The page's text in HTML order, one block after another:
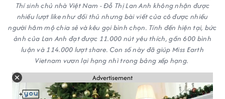
Thí sinh chủ nhà Việt Nam - Đỗ Thị Lan Anh không nhận được
nhiều lượt like như đối thủ nhưng bài viết của cô được nhiều
người hâm mộ chia sẻ và kêu gọi bình chọn. Tính đến hiện tại, bức
ảnh của Lan Anh đạt được 11.000 nút yêu thích, gần 600 bình
luận và 114.000 lượt share. Con số này đã giúp Miss Earth
Vietnam vươn lại hạng nhì trong bảng xếp hạng.
Advertisement